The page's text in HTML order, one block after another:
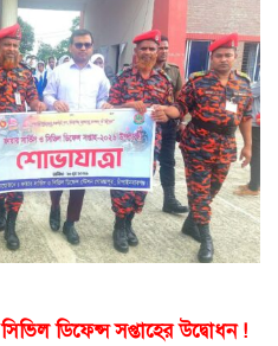
ডিফেন্স সপ্তাহের উদ্বোধন !